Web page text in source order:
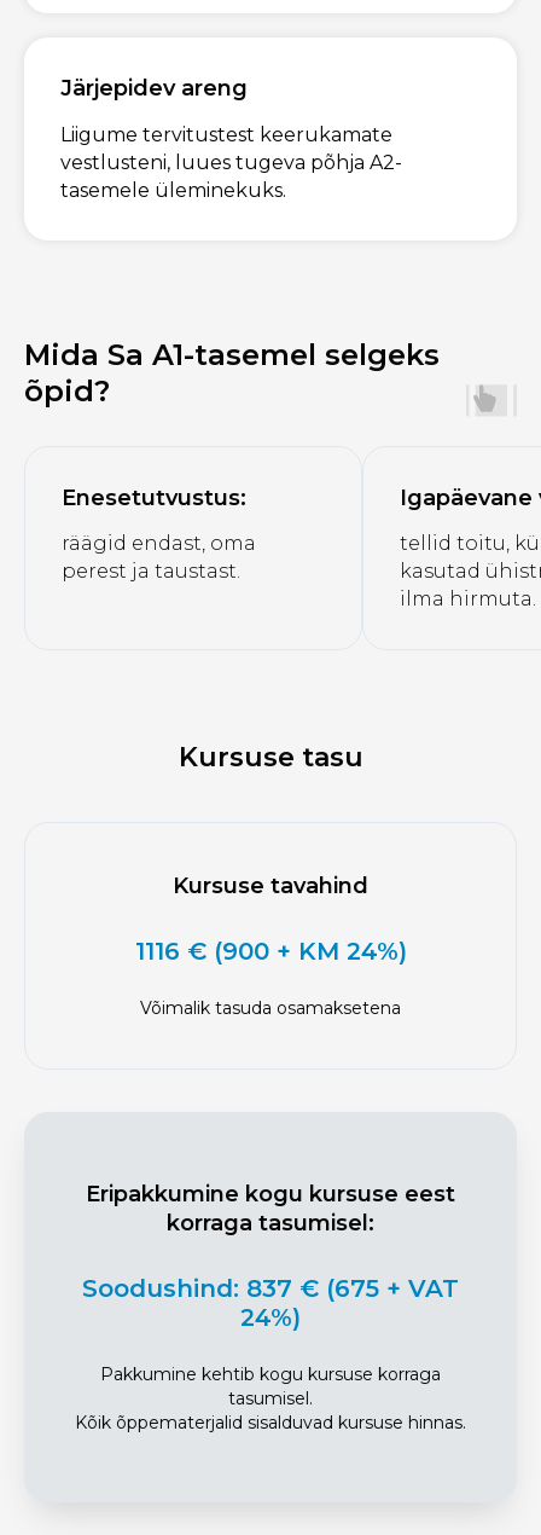
Järjepidev areng
Liigume tervitustest keerukamate
vestlusteni, luues tugeva põhja A2-
tasemele üleminekuks.
Mida Sa A1-tasemel selgeks
õpid?
Enesetutvustus:
räägid endast, oma
perest ja taustast.
Igapäevane
tellid toitu,
kasutad
ilma hirmuta.
Kursuse tasu
Kursuse tavahind
1116 € (900 + KM 24%)
Võimalik tasuda osamaksetena
Eripakkumine kogu kursuse eest
korraga tasumisel:
Soodushind: 837 € (675 + VAT
24%)
Pakkumine kehtib kogu kursuse korraga
tasumisel.
Kõik õppematerjalid sisalduvad kursuse hinnas.